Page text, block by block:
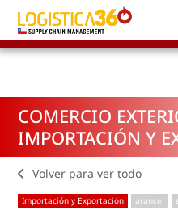
COMERCIO
IMPORTACIÓN Y
Volver para ver todo
Importación y Exportación arancel